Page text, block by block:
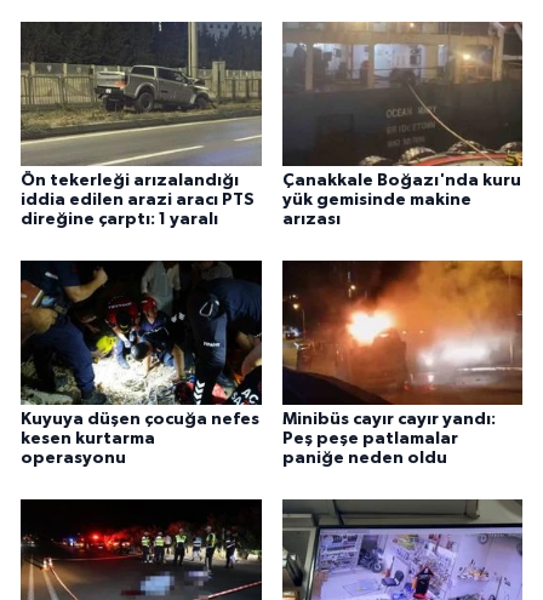
Ön tekerleği arızalandığı
iddia edilen arazi aracı PTS
direğine çarptı: 1 yaralı
Çanakkale Boğazı'nda kuru
yük gemisinde makine
arızası
Kuyuya düşen çocuğa nefes
kesen kurtarma
operasyonu
Minibüs cayır cayır yandı:
Peş peşe patlamalar
paniğe neden oldu